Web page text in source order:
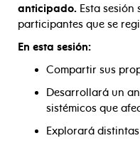
anticipado. Esta
participantes que se
En esta sesión:
Compartir sus
Desarrollará un
sistémicos que
Explorará